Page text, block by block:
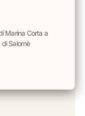
Marina Corta a
Salomè